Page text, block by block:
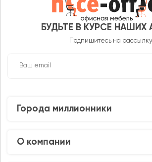
БУДЬТЕ В КУРСЕ НАШИХ
Подпишитесь на рассылку
Города миллионники
О компании